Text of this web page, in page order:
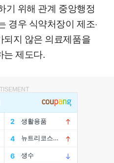
기 위해 관계 중앙행정
경우 식약처장이 제조·
지 않은 의료제품을
는 제도다.